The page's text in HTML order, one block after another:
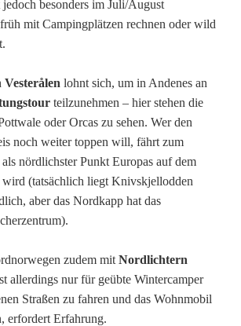
besonders im Juli/August
mit Campingplätzen rechnen oder wild
Vesterålen lohnt sich, um in Andenes an
teilzunehmen – hier stehen die
oder Orcas zu sehen. Wer den
noch weiter toppen will, fährt zum
nördlichster Punkt Europas auf dem
wird (tatsächlich liegt Knivskjellodden
aber das Nordkapp hat das
zudem mit Nordlichtern
allerdings nur für geübte Wintercamper
Straßen zu fahren und das Wohnmobil
erfordert Erfahrung.